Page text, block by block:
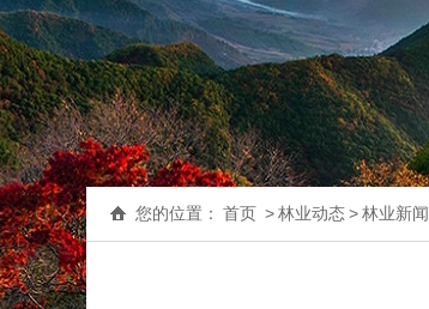
您的位置： 首页 >林业动态>林业新闻